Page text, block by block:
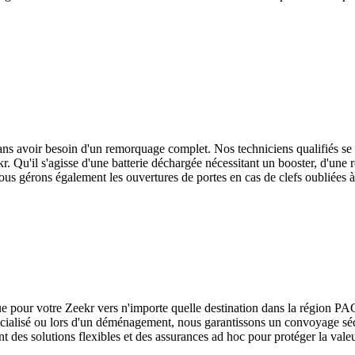
avoir besoin d'un remorquage complet. Nos techniciens qualifiés
. Qu'il s'agisse d'une batterie déchargée nécessitant un booster,
gérons également les ouvertures de portes en cas de clefs
pour votre Zeekrvers n'importe quelle destination dans la région
ou lors d'un déménagement, nous garantissons un convoyage
des solutions flexibles et des assurances ad hoc pour protéger la